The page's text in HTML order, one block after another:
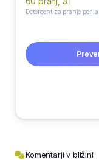
Komentarji v bližini